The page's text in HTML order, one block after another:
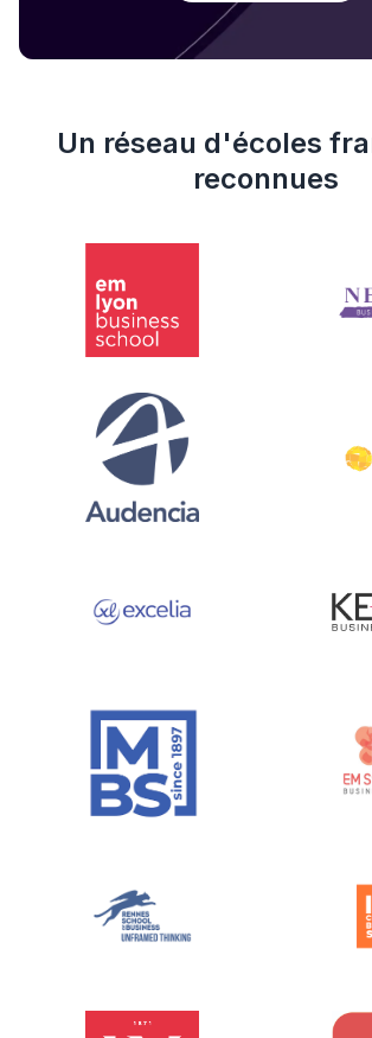
Un réseau d'écoles
reconnues